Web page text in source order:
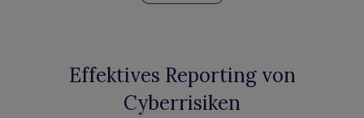
Effektives Reporting von
Cyberrisiken